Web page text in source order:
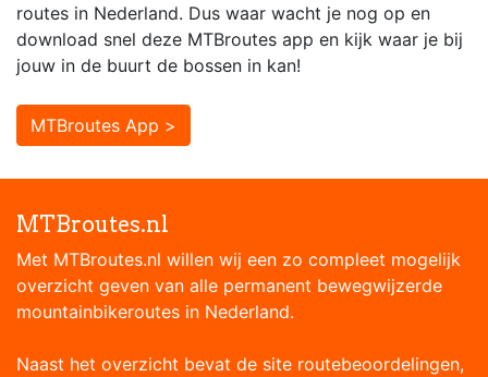
routes in Nederland. Dus waar wacht je nog op en
download snel deze MTBroutes app en kijk waar je bij
jouw in de buurt de bossen in kan!
MTBroutes App >
MTBroutes.nl
Met MTBroutes.nl willen wij een zo compleet mogelijk
overzicht geven van alle permanent bewegwijzerde
mountainbikeroutes in Nederland.
Naast het overzicht bevat de site routebeoordelingen,